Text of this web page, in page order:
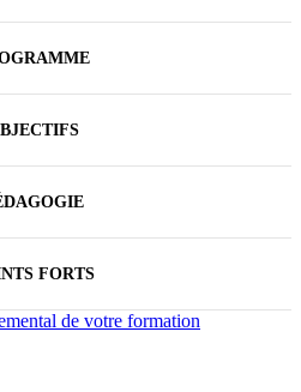
FORTS
de votre formation